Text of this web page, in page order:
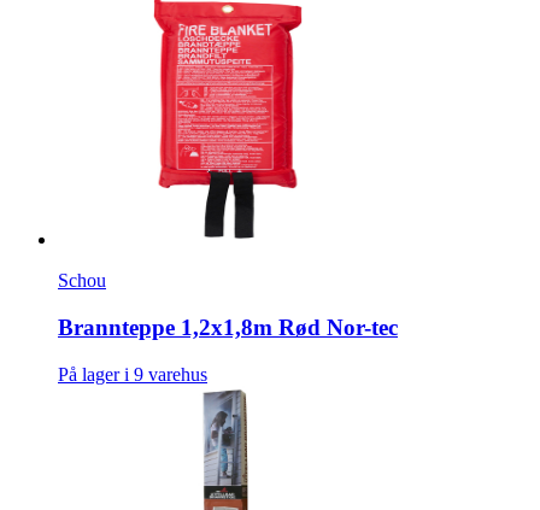
Schou
Brannteppe 1,2x1,8m Rød Nor-tec
På lager i 9 varehus